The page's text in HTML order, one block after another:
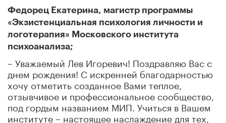
Федорец Екатерина, магистр программы
«Экзистенциальная психология личности и
логотерапия» Московского института
психоанализа;
– Уважаемый Лев Игоревич! Поздравляю Вас с
днем рождения! С искренней благодарностью
хочу отметить созданное Вами теплое,
отзывчивое и профессиональное сообщество,
под гордым названием МИП. Учиться в Вашем
институте – настоящее наслаждение для тех,